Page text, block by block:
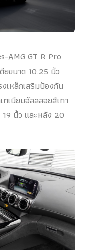
AMG GT R Pro
ยขนาด 10.25 นิ้ว
เหล็กเสริมป้องกัน
เนียมอัลลลอยสีเทา
19 นิ้ว และหลัง 20